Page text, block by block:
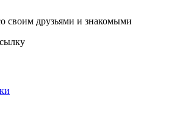
своим друзьями и знакомыми